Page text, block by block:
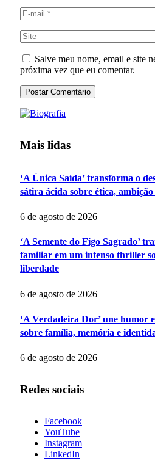
Salve meu nome, email e site
próxima vez que eu comentar.
Mais lidas
‘A Única Saída’ transforma o
sátira ácida sobre ética,
6 de agosto de 2026
‘A Semente do Figo Sagrado’
familiar em um intenso thriller
liberdade
6 de agosto de 2026
‘A Verdadeira Dor’ une humor
sobre família, memória e
6 de agosto de 2026
Redes sociais
Facebook
YouTube
Instagram
LinkedIn